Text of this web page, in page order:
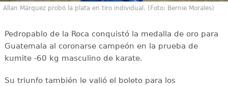
Allan Márquez probó la plata en tiro individual. (Foto: Bernie Morales)
Pedropablo de la Roca conquistó la medalla de oro para
Guatemala al coronarse campeón en la prueba de
kumite -60 kg masculino de karate.
Su triunfo también le valió el boleto para los